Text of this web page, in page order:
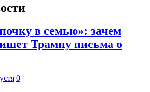
в семью»: зачем
Трампу письма о
0